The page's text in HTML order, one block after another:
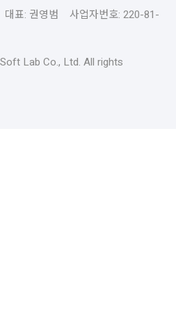
표: 권영범 사업자번호: 220-81-
Lab Co., Ltd. All rights